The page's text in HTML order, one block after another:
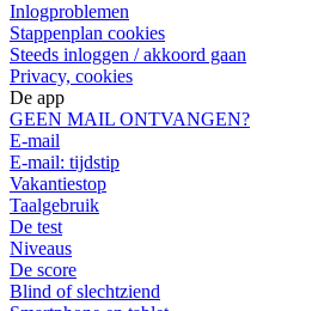
Inlogproblemen
Stappenplan cookies
Steeds inloggen / akkoord gaan
Privacy, cookies
De app
GEEN MAIL ONTVANGEN?
E-mail
E-mail: tijdstip
Vakantiestop
Taalgebruik
De test
Niveaus
De score
Blind of slechtziend